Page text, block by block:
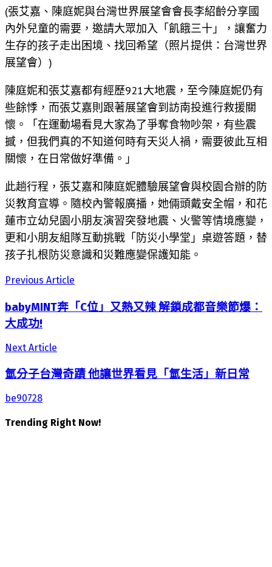
(張艾嘉、陳庭妮與台灣世界展望會會長李紹齡分享國
內外兒童的需要，邀請大眾加入「飢餓三十」，讓奮力
生存的孩子走出困境、找回希望（照片提供：台灣世界
展望會）)
陳庭妮和張艾嘉都有經歷921大地震，至今陳庭妮仍有
些餘悸，而張艾嘉則跟著展望會到訪南投進行救援關
懷。「在運動場看見大家為了爭奪食物吵架，有些震
撼，但我們真的不知道何時有天災人禍，需要彼此互相
關懷，在日常做好準備。」
此趟行程，張艾嘉和陳庭妮體驗展望會與校園合辦的防
災教育宣導。隨校內警報廣播，她倆頭戴安全帽，和花
蓮市立幼兒園小朋友演習突發地震、火警等情境應變，
更和小朋友組隊互動挑戰「防災小學堂」桌遊答題，替
孩子扎根防災意識和災難應變保護知能。
Previous Article
babyMINT奔「C位」又熱又辣 解鎖成都音樂節爆：
大成功!
Next Article
氫分子台灣奇蹟 他讓世界看見「氫生活」新日常
be90728
Trending Right Now!